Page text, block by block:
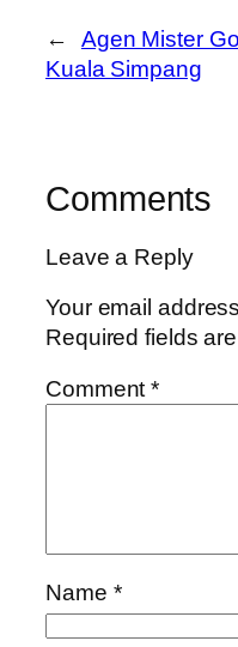
←
Agen Mister
Kuala Simpang
Comments
Leave a Reply
Your email
Required fields
Comment*
Name *